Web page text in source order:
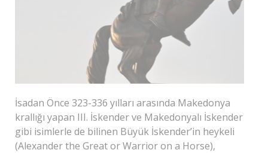
İsadan Önce 323-336 yılları arasında Makedonya
krallığı yapan III. İskender ve Makedonyalı İskender
gibi isimlerle de bilinen Büyük İskender’in heykeli
(Alexander the Great or Warrior on a Horse),